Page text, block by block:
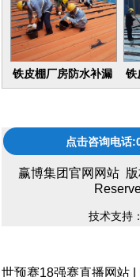
铁皮棚厂房防水补漏
铁
点击咨询电话
赢博集团官网网站
技术支持
世预赛18强赛直播网站